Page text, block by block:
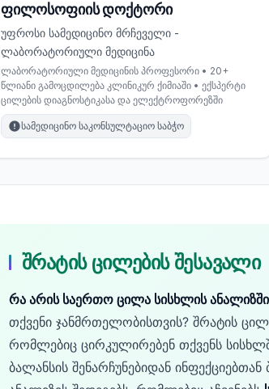
ფილოსოფიის დოქტორი
უფროსი სამედიცინო მრჩეველი -
ლაბორატორიული მედიცინა
ლაბორატორიული მედიცინის პროფესორი • 20+
წლიანი გამოცდილება კლინიკურ ქიმიაში • ექსპერტი
ცილების დიაგნოსტიკასა და ელექტროფორეზში
სამედიცინო საკონსულტაციო საბჭო
შრატის ცილების შესავალი
რა არის საერთო ცილა სისხლის
თქვენი ჯანმრთელობისთვის? შრატის
რომლებიც ცირკულირებენ თქვენს
ბალანსის შენარჩუნებიდან